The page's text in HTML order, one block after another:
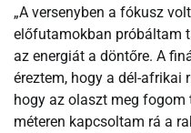
„A versenyben a fókusz
előfutamokban próbáltam
az energiát a döntőre. A
éreztem, hogy a dél-afrikai
hogy az olaszt meg
méteren kapcsoltam rá a